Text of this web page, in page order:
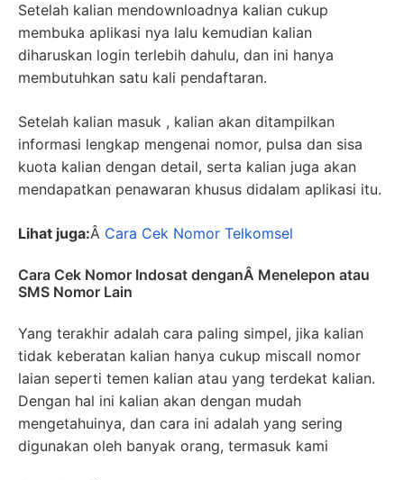
Setelah kalian mendownloadnya kalian cukup
membuka aplikasi nya lalu kemudian kalian
diharuskan login terlebih dahulu, dan ini hanya
membutuhkan satu kali pendaftaran.
Setelah kalian masuk , kalian akan ditampilkan
informasi lengkap mengenai nomor, pulsa dan sisa
kuota kalian dengan detail, serta kalian juga akan
mendapatkan penawaran khusus didalam aplikasi itu.
Lihat juga:Â Cara Cek Nomor Telkomsel
Cara Cek Nomor Indosat denganÂ Menelepon atau
SMS Nomor Lain
Yang terakhir adalah cara paling simpel, jika kalian
tidak keberatan kalian hanya cukup miscall nomor
laian seperti temen kalian atau yang terdekat kalian.
Dengan hal ini kalian akan dengan mudah
mengetahuinya, dan cara ini adalah yang sering
digunakan oleh banyak orang, termasuk kami